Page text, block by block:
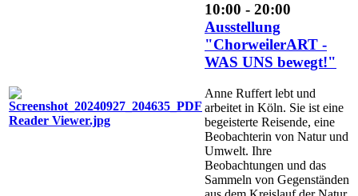
10:00 - 20:00
Ausstellung
"ChorweilerART -
WAS UNS bewegt!"
Anne Ruffert lebt und
arbeitet in Köln. Sie ist eine
begeisterte Reisende, eine
Beobachterin von Natur und
Umwelt. Ihre
Beobachtungen und das
Sammeln von Gegenständen